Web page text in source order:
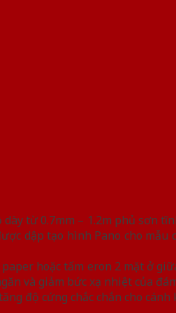
từ 0.7mm – 1.2m phủ sơn
dập tạo hình Pano cho
hoặc tấm eron 2 mặt ở
và giảm bức xạ nhiệt của
độ cứng chắc chắn cho cánh